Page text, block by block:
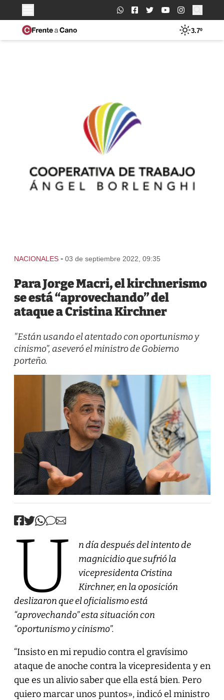
Buscar:
3.7º
NACIONALES - 03 de septiembre 2022, 09:35
Para Jorge Macri, el kirchnerismo
se está “aprovechando” del
ataque a Cristina Kirchner
"Están usando el atentado con oportunismo y
cinismo”, aseveró el ministro de Gobierno
porteño.
U
n día después del intento de
magnicidio que sufrió la
vicepresidenta Cristina
Kirchner, en la oposición
deslizaron que el oficialismo está
“aprovechando” esta situación con
“oportunismo y cinismo”.
“Insisto en mi repudio contra el gravísimo
ataque de anoche contra la vicepresidenta y en
que es un alivio saber que ella está bien. Pero
quiero marcar unos puntos», indicó el ministro